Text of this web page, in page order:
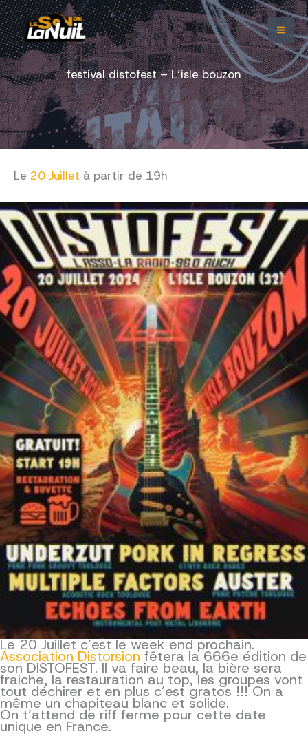
Aller
au
contenu
festival distofest – L’isle bouzon
Le 20 Juillet à partir de 19h
DISTOFEST
Le 20 Juillet c’est le week end prochain.
Association Distorsion fêtera la 666e édition de
son DISTOFEST. Il va faire beau, la bière sera
fraiche, la restauration au top, les groupes vont
tout déchirer et en plus c’est gratos !!! On a
même un chapiteau blanc et solide.
On t’attend de riff ferme pour cette date
unique en France.